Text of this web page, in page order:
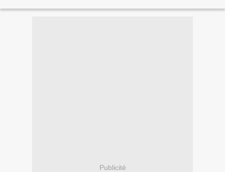
Publicité